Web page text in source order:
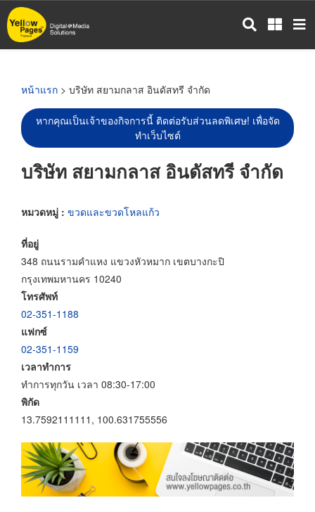
ข้าม
ไป
หน้าแรก > บริษัท สยามกลาส อินดัสทรี จำกัด
หากคุณเป็นเจ้าของกิจการนี้ ติดต่อรับส่วนลดพิเศษ! เพื่อจัด
ทำเว็บไซต์
บริษัท สยามกลาส อินดัสทรี จำกัด
หมวดหมู่ : ขวดและขวดโหลแก้ว
ที่อยู่
348 ถนนรามคำแหง แขวงหัวหมาก เขตบางกะปิ
กรุงเทพมหานคร 10240
โทรศัพท์
02-351-1188
แฟกซ์
02-351-1159
เวลาทำการ
ทำการทุกวัน เวลา 08:30-17:00
พิกัด
13.7592111111, 100.631755556